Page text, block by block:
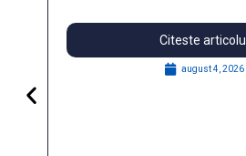
Citeste articolul
august 4, 2026